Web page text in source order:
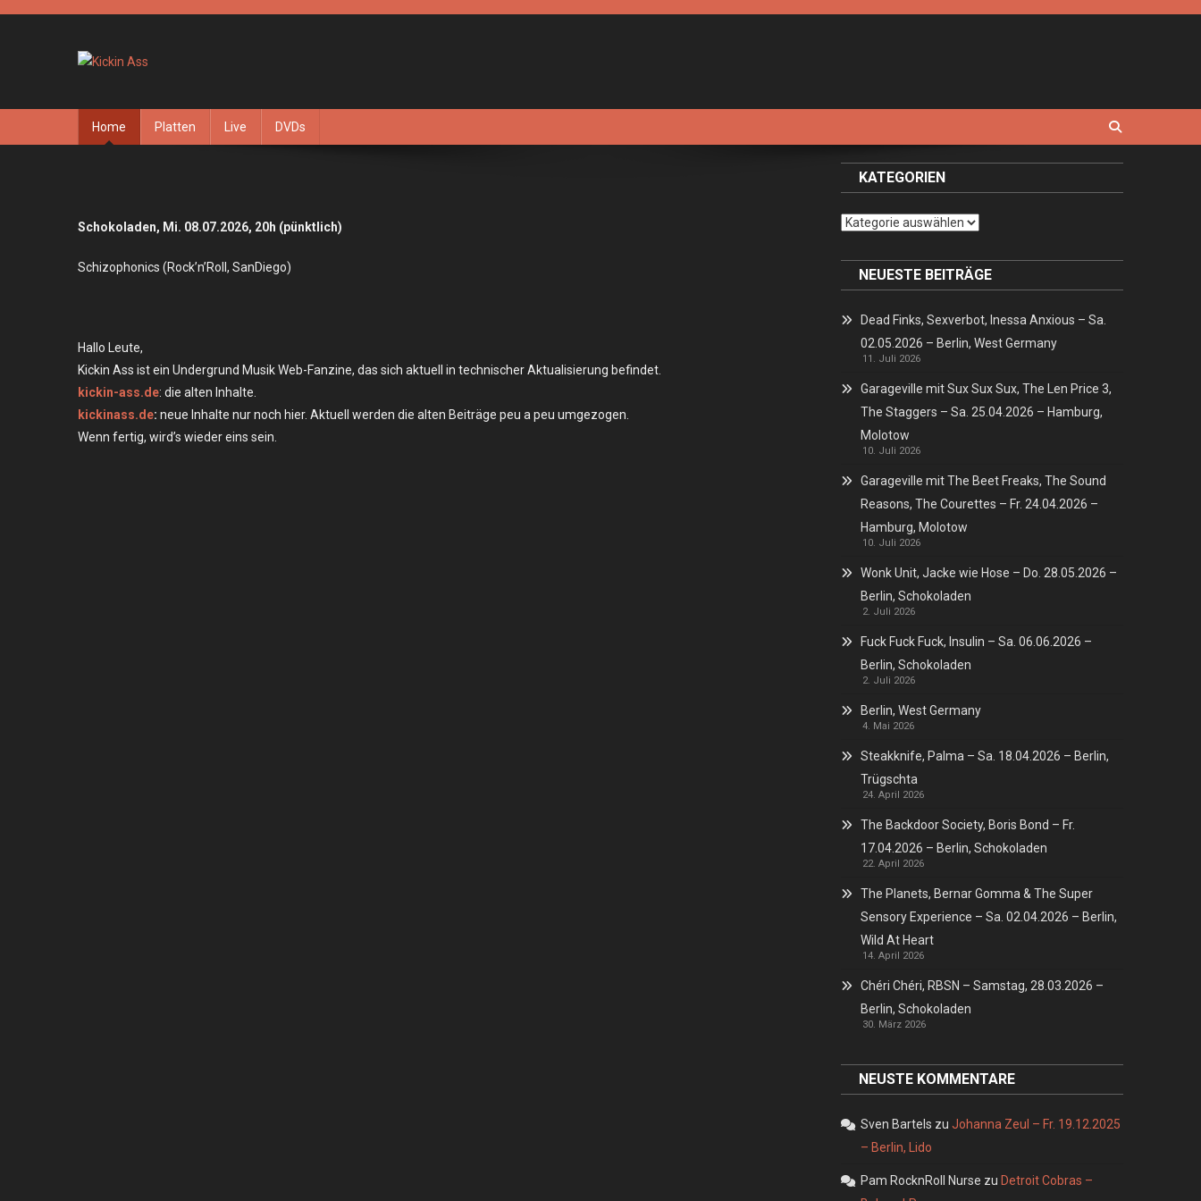
Home Platten Live DVDs
Schokoladen, Mi. 08.07.2026, 20h (pünktlich)
Schizophonics (Rock’n’Roll, SanDiego)
Hallo Leute,
Kickin Ass ist ein Undergrund Musik Web-Fanzine, das sich aktuell in technischer Aktualisierung befindet.
kickin-ass.de: die alten Inhalte.
kickinass.de: neue Inhalte nur noch hier. Aktuell werden die alten Beiträge peu a peu umgezogen.
Wenn fertig, wird’s wieder eins sein.
KATEGORIEN
Kategorien
NEUESTE BEITRÄGE
Dead Finks, Sexverbot, Inessa Anxious – Sa.
02.05.2026 – Berlin, West Germany
11. Juli 2026
Garageville mit Sux Sux Sux, The Len Price 3,
The Staggers – Sa. 25.04.2026 – Hamburg,
Molotow
10. Juli 2026
Garageville mit The Beet Freaks, The Sound
Reasons, The Courettes – Fr. 24.04.2026 –
Hamburg, Molotow
10. Juli 2026
Wonk Unit, Jacke wie Hose – Do. 28.05.2026 –
Berlin, Schokoladen
2. Juli 2026
Fuck Fuck Fuck, Insulin – Sa. 06.06.2026 –
Berlin, Schokoladen
2. Juli 2026
Berlin, West Germany
4. Mai 2026
Steakknife, Palma – Sa. 18.04.2026 – Berlin,
Trügschta
24. April 2026
The Backdoor Society, Boris Bond – Fr.
17.04.2026 – Berlin, Schokoladen
22. April 2026
The Planets, Bernar Gomma & The Super
Sensory Experience – Sa. 02.04.2026 – Berlin,
Wild At Heart
14. April 2026
Chéri Chéri, RBSN – Samstag, 28.03.2026 –
Berlin, Schokoladen
30. März 2026
NEUSTE KOMMENTARE
Sven Bartels zuJohanna Zeul – Fr. 19.12.2025
– Berlin, Lido
Pam RocknRoll Nurse zu Detroit Cobras –